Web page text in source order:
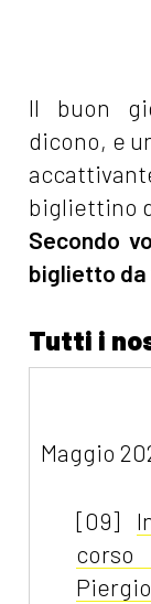
Il buon
dicono, e
bigliettino
Secondo
biglietto
Tutti i
Maggio
[09]